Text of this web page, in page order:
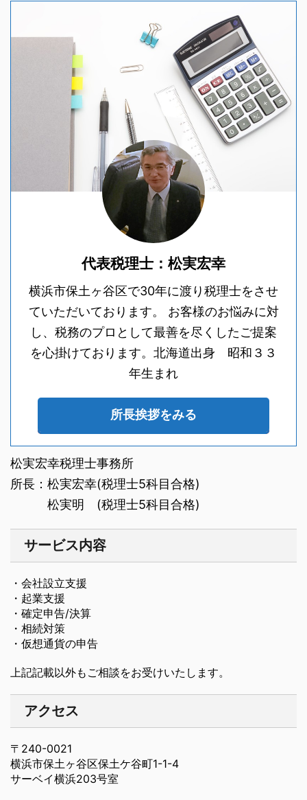
代表税理士：松実宏幸
横浜市保土ヶ谷区で30年に渡り税理士をさせ
ていただいております。 お客様のお悩みに対
し、税務のプロとして最善を尽くしたご提案
を心掛けております。北海道出身 昭和３３
年生まれ
所長挨拶をみる
松実宏幸税理士事務所
所長：松実宏幸(税理士5科目合格)
松実明 (税理士5科目合格)
サービス内容
・会社設立支援
・起業支援
・確定申告/決算
・相続対策
・仮想通貨の申告
上記記載以外もご相談をお受けいたします。
アクセス
〒240-0021
横浜市保土ヶ谷区保土ケ谷町1-1-4
サーベイ横浜203号室